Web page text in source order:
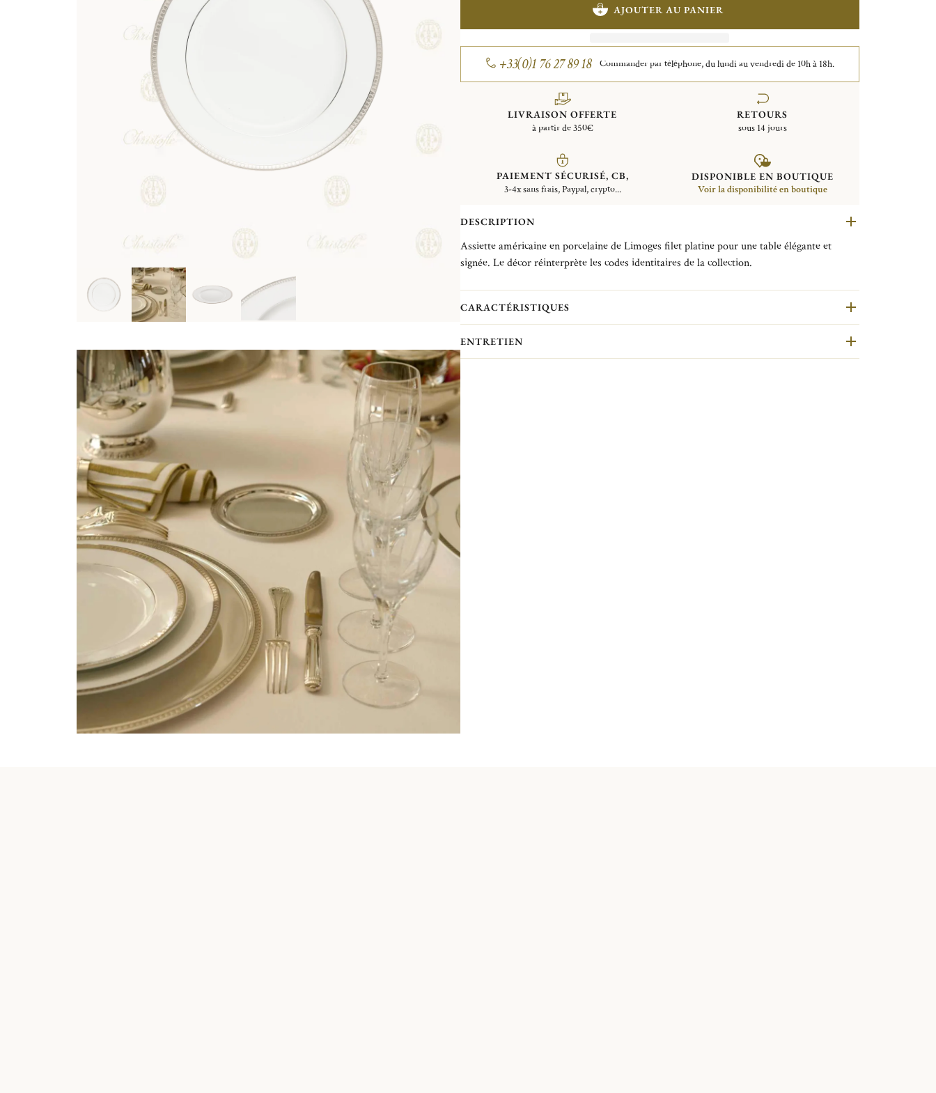
AJOUTER AU PANIER
+33(0)1 76 27 89 18 Commander par téléphone, du lundi au vendredi de 10h à 18h.
LIVRAISON OFFERTE
à partir de 350€
RETOURS
sous 14 jours
PAIEMENT SÉCURISÉ, CB,
3-4x sans frais, Paypal, crypto...
DISPONIBLE EN BOUTIQUE
Voir la disponibilité en boutique
DESCRIPTION
Assiette américaine en porcelaine de Limoges filet platine pour une table élégante et
signée. Le décor réinterprète les codes identitaires de la collection.
CARACTÉRISTIQUES
ENTRETIEN